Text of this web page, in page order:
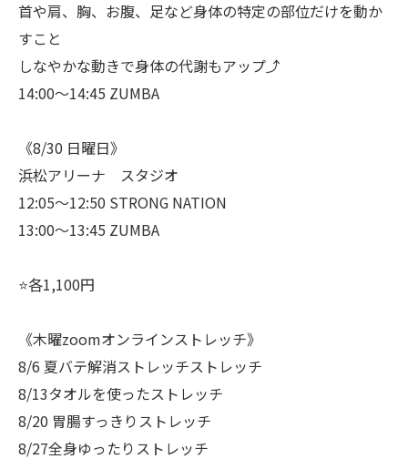
首や肩、胸、お腹、足など身体の特定の部位だけを動か
すこと
しなやかな動きで身体の代謝もアップ⤴️
14:00〜14:45 ZUMBA
《8/30 日曜日》
浜松アリーナ スタジオ
12:05〜12:50 STRONG NATION
13:00〜13:45 ZUMBA
⭐️各1,100円
《木曜zoomオンラインストレッチ》
8/6 夏バテ解消ストレッチストレッチ
8/13タオルを使ったストレッチ
8/20 胃腸すっきりストレッチ
8/27全身ゆったりストレッチ